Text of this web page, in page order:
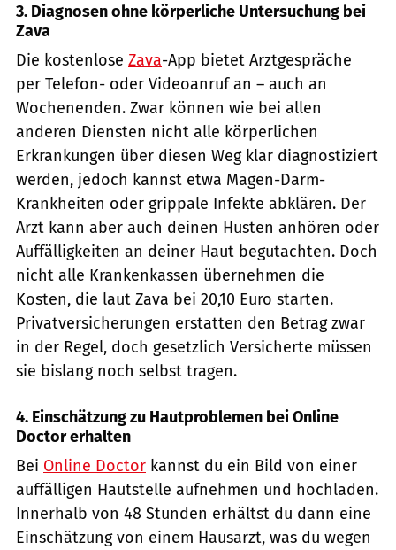
3. Diagnosen ohne körperliche Untersuchung bei
Zava
Die kostenlose Zava-App bietet Arztgespräche
per Telefon- oder Videoanruf an – auch an
Wochenenden. Zwar können wie bei allen
anderen Diensten nicht alle körperlichen
Erkrankungen über diesen Weg klar diagnostiziert
werden, jedoch kannst etwa Magen-Darm-
Krankheiten oder grippale Infekte abklären. Der
Arzt kann aber auch deinen Husten anhören oder
Auffälligkeiten an deiner Haut begutachten. Doch
nicht alle Krankenkassen übernehmen die
Kosten, die laut Zava bei 20,10 Euro starten.
Privatversicherungen erstatten den Betrag zwar
in der Regel, doch gesetzlich Versicherte müssen
sie bislang noch selbst tragen.
4. Einschätzung zu Hautproblemen bei Online
Doctor erhalten
Bei Online Doctor kannst du ein Bild von einer
auffälligen Hautstelle aufnehmen und hochladen.
Innerhalb von 48 Stunden erhältst du dann eine
Einschätzung von einem Hausarzt, was du wegen